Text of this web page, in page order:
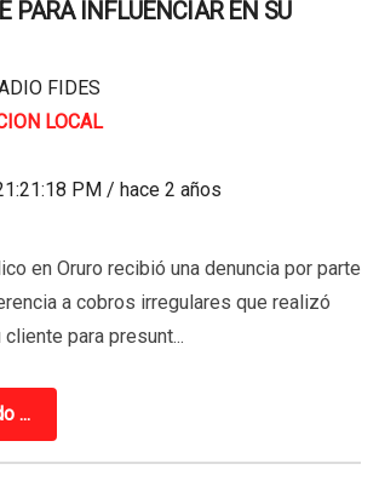
PARA INFLUENCIAR EN SU
FIDES
LOCAL
PM / hace 2 años
en Oruro recibió una denuncia por parte
a cobros irregulares que realizó
para presunt...
...